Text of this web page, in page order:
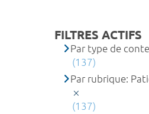
FILTRES ACTIFS
Par type de
(137)
Par rubrique:
(137)